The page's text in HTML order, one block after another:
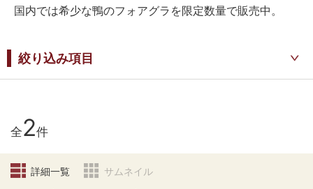
国内では希少な鴨のフォアグラを限定数量で販売中。
絞り込み項目
全2件
詳細一覧 サムネイル